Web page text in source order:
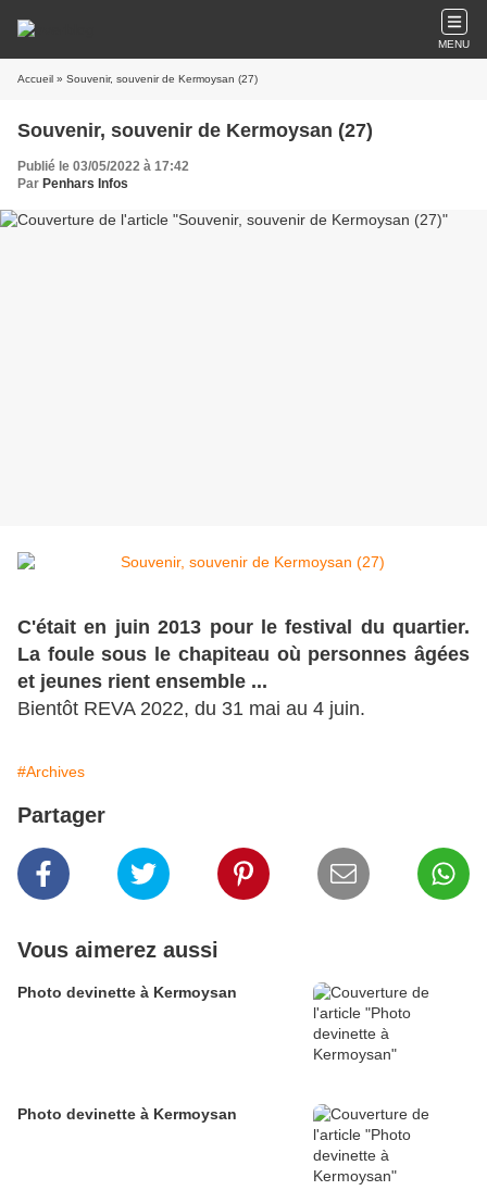
MENU
Accueil » Souvenir, souvenir de Kermoysan (27)
Souvenir, souvenir de Kermoysan (27)
Publié le 03/05/2022 à 17:42
Par Penhars Infos
C'était en juin 2013 pour le festival du quartier.
La foule sous le chapiteau où personnes âgées
et jeunes rient ensemble ...
Bientôt REVA 2022, du 31 mai au 4 juin.
#Archives
Partager
Vous aimerez aussi
Photo devinette à Kermoysan
Photo devinette à Kermoysan